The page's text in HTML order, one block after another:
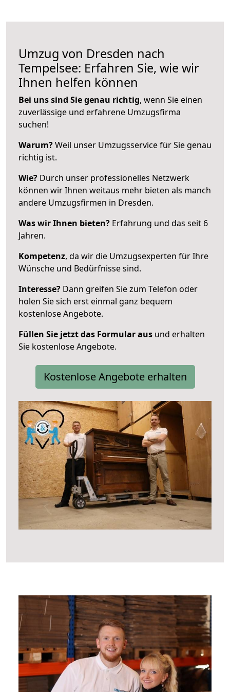
Umzug von Dresden nach
Tempelsee: Erfahren Sie, wie wir
Ihnen helfen können
Bei uns sind Sie genau richtig, wenn Sie einen
zuverlässige und erfahrene Umzugsfirma
suchen!
Warum?Weil unser Umzugsservice für Sie genau
richtig ist.
Wie? Durch unser professionelles Netzwerk
können wir Ihnen weitaus mehr bieten als manch
andere Umzugsfirmen in Dresden.
Was wir Ihnen bieten? Erfahrung und das seit 6
Jahren.
Kompetenz, da wir die Umzugsexperten für Ihre
Wünsche und Bedürfnisse sind.
Interesse? Dann greifen Sie zum Telefon oder
holen Sie sich erst einmal ganz bequem
kostenlose Angebote.
Füllen Sie jetzt das Formular aus und erhalten
Sie kostenlose Angebote.
Kostenlose Angebote erhalten